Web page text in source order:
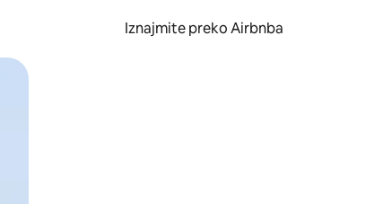
Iznajmite preko Airbnba